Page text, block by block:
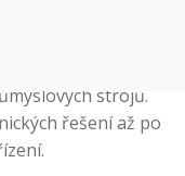
strojů
strojů.
řešení až po